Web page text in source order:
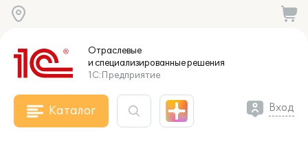
Отраслевые
и специализированныерешения
1С:Предприятие
Каталог Вход